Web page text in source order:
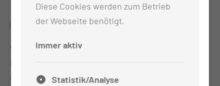
ANMELDUNG & KONTAKT
Wenn Sie sich für einen Betreuungsplatz bei uns
interessieren, können Sie sich registrieren lassen
oder sich mithilfe
Diese Cookies werden zum Betrieb
der Webseite benötigt.
Immer aktiv
Statistik/Analyse